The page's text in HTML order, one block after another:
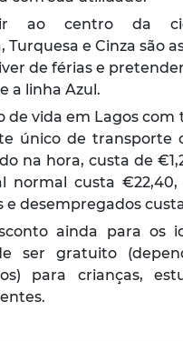
ao centro da
Turquesa e Cinza são
de férias e
a linha Azul.
de vida em Lagos com
único de transporte
na hora, custa de
normal custa
desempregados
ainda para os
ser gratuito
para crianças,